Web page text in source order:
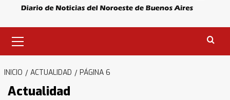
primario
INICIO ACTUALIDAD PÁGINA 6
Actualidad